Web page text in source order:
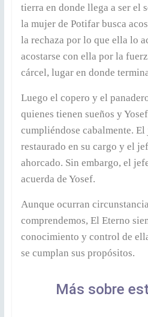
tierra en donde llega a ser el
la mujer de Potifar busca
la rechaza por lo que ella lo
acostarse con ella por la
cárcel, lugar en donde
Luego el copero y el
quienes tienen sueños y
cumpliéndose cabalmente. El
restaurado en su cargo y el
ahorcado. Sin embargo, el
acuerda de Yosef.
Aunque ocurran
comprendemos, El Eterno
conocimiento y control de
se cumplan sus propósitos.
Más sobre